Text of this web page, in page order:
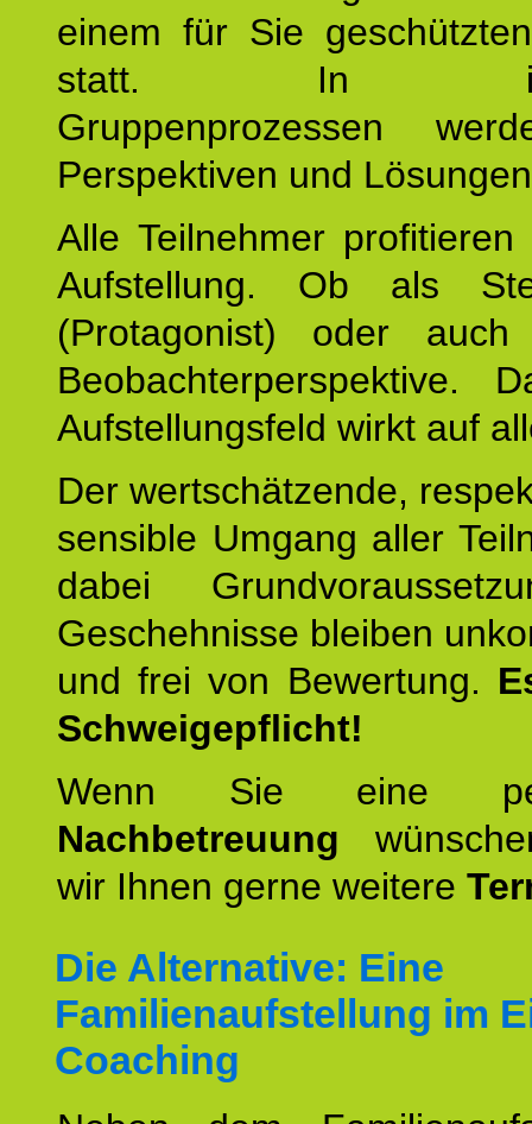
einem für Sie
statt. In
Gruppenprozessen
Perspektiven und
Alle Teilnehmer
Aufstellung. Ob als
(Protagonist) oder
Beobachterperspektive.
Aufstellungsfeld wirkt auf
Der wertschätzende,
sensible Umgang aller
dabei
Geschehnisse bleiben
und frei von Bewertung.
Schweigepflicht!
Wenn Sie eine
Nachbetreuung
wir Ihnen gerne weitere
Die Alternative: Eine
Familienaufstellung im
Coaching